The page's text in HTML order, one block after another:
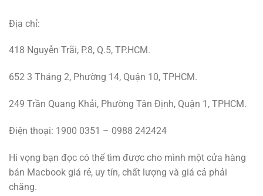
Địa chỉ:
418 Nguyễn Trãi, P.8, Q.5, TP.HCM.
652 3 Tháng 2, Phường 14, Quận 10, TPHCM.
249 Trần Quang Khải, Phường Tân Định, Quận 1, TPHCM.
Điện thoại: 1900 0351 – 0988 242424
Hi vọng bạn đọc có thể tìm được cho mình một cửa hàng
bán Macbook giá rẻ, uy tín, chất lượng và giá cả phải
chăng.